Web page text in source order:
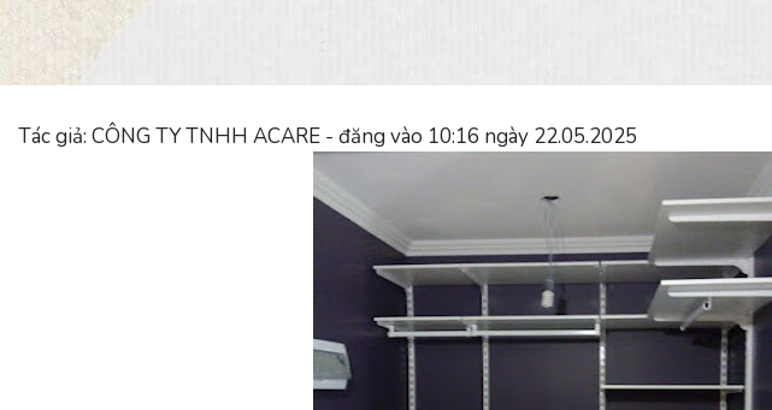
Tác giả: CÔNG TY TNHH ACARE - đăng vào 10:16 ngày 22.05.2025